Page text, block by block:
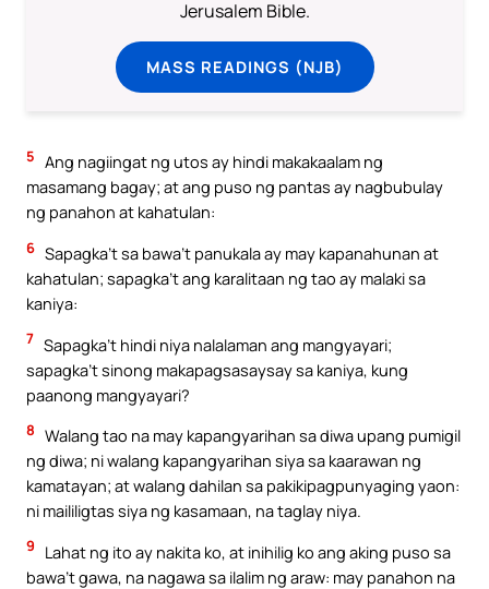
Jerusalem Bible.
MASS READINGS (NJB)
5 Ang nagiingat ng utos ay hindi makakaalam ng
masamang bagay; at ang puso ng pantas ay nagbubulay
ng panahon at kahatulan:
6 Sapagka’t sa bawa’t panukala ay may kapanahunan at
kahatulan; sapagka’t ang karalitaan ng tao ay malaki sa
kaniya:
7 Sapagka’t hindi niya nalalaman ang mangyayari;
sapagka’t sinong makapagsasaysay sa kaniya, kung
paanong mangyayari?
8 Walang tao na may kapangyarihan sa diwa upang pumigil
ng diwa; ni walang kapangyarihan siya sa kaarawan ng
kamatayan; at walang dahilan sa pakikipagpunyaging yaon:
ni maililigtas siya ng kasamaan, na taglay niya.
9
Lahat ng ito ay nakita ko, at inihilig ko ang aking puso sa
bawa’t gawa, na nagawa sa ilalim ng araw: may panahon na